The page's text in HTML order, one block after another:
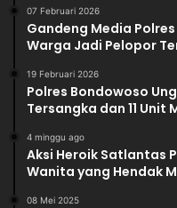
07 Februari 2026
Gandeng Media
Warga Jadi Pelopor
19 Februari 2026
Polres Bondowoso
Tersangka dan 11 Unit
4 minggu ago
Aksi Heroik Satlantas
Wanita yang Hendak
08 Mei 2025